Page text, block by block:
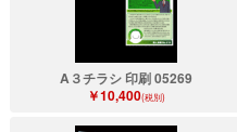
A３チラシ 印刷 05269
￥10,400(税別)